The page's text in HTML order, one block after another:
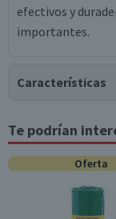
efectivos y
importantes.
Características
Tipo de Producto
Limpiador de
Pack-Unitario
Te podrían
Oferta